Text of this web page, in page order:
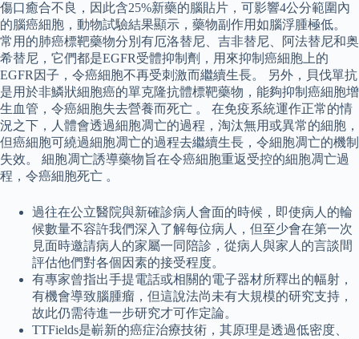
傷口癒合不良，因此含25%新藥的腦貼片，可影響4公分範圍內
的腦癌細胞，動物試驗結果顯示，藥物副作用如腦浮腫極低。
常用的肺癌標靶藥物分別有厄洛替尼、吉非替尼、阿法替尼和奥
希替尼，它們都是EGFR受體抑制劑，用來抑制癌細胞上的
EGFR因子，令癌細胞不再受刺激而繼續生長。 另外，貝伐單抗
是用於非鱗狀細胞癌的單克隆抗體標靶藥物，能夠抑制癌細胞增
生血管，令癌細胞失去營養而死亡 。 在免疫系統運作正常的情
況之下，人體會透過細胞凋亡的過程，淘汰無用或異常的細胞，
但癌細胞可繞過細胞凋亡的過程去繼續生長，令細胞凋亡的機制
失效。 細胞凋亡誘導藥物旨在令癌細胞重返受控的細胞凋亡過
程，令癌細胞死亡 。
過往在公立醫院與新確診病人會面的時候，即使病人的輪
候數量不容許我們深入了解每位病人，但至少會在第一次
見面時邀請病人的家屬一同陪診，從病人與家人的言談間
評估他們對各個因素的接受程度。
有專家曾指出手提電話或相關的電子器材所釋出的幅射，
有機會導致腦腫瘤，但這說法尚未有大規模的研究支持，
故此仍需待進一步研究才可作定論。
TTFields是嶄新的癌症治療技術，其原理是透過低密度、